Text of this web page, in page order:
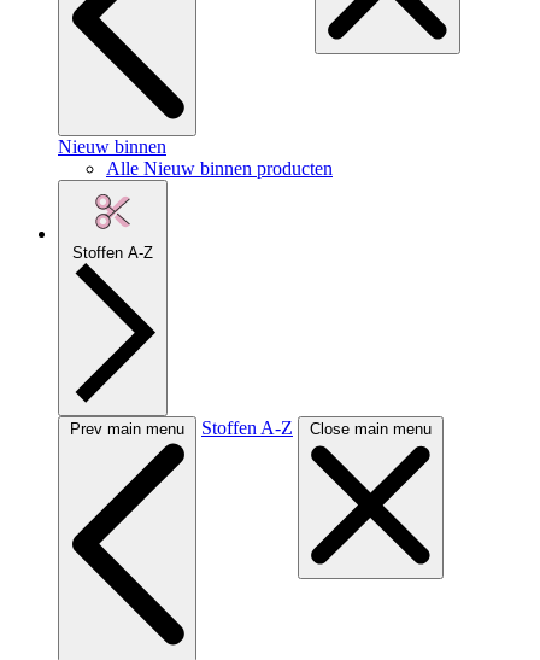
Nieuw binnen
Alle Nieuw binnen producten
Stoffen A-Z
Prev main menu Stoffen A-Z Close main menu